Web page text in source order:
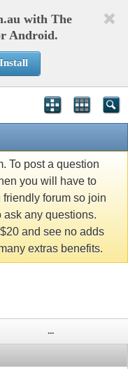
with The
Android.
Install
To post a question
you will have to
forum so join
ask any questions.
and see no adds
extras benefits.
...